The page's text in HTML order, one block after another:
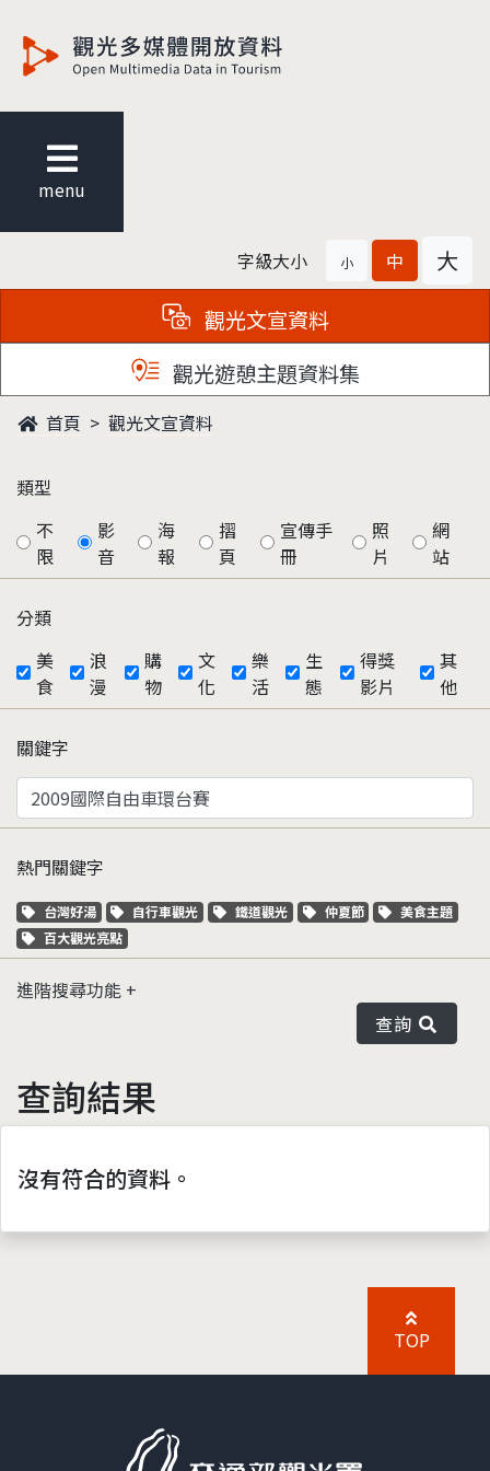
menu
字級大小 小 中 大
觀光文宣資料
觀光遊憩主題資料集
首頁 觀光文宣資料
類型
不
限
影
音
海
報
摺
頁
宣傳手
冊
照
片
網
站
分類
美
食
浪
漫
購
物
文
化
樂
活
生
態
得獎
影片
其
他
關鍵字
熱門關鍵字
關鍵字標籤
台灣好湯 關鍵字標籤
自行車觀光 關鍵字標籤
鐵道觀光 關鍵字標籤
仲夏節 關鍵字標籤
美食主題
關鍵字標籤
百大觀光亮點
進階搜尋功能
查詢
查詢結果
沒有符合的資料。
TOP